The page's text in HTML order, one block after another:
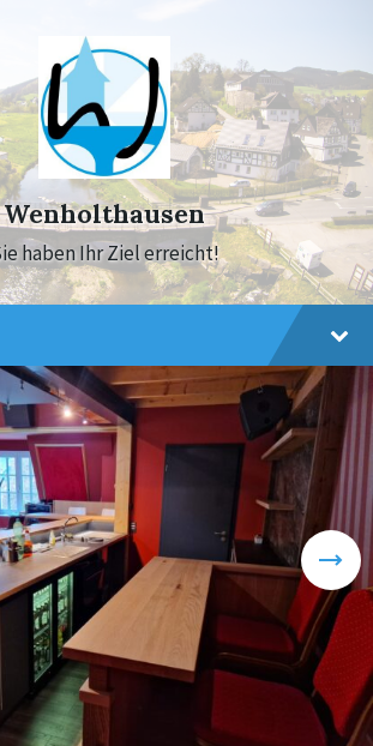
Wenholthausen
haben Ihr Ziel erreicht!